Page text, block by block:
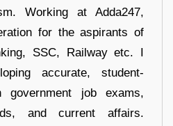
Working at Adda247,
for the aspirants of
SSC, Railway etc. I
accurate, student-
government job exams,
and current affairs.